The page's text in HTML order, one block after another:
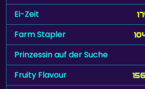
Ei-Zeit
Farm Stapler
Prinzessin auf der Suche
Fruity Flavour